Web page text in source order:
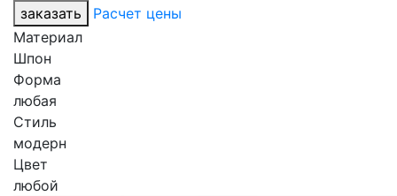
заказать
Расчет цены
Материал
Шпон
Форма
любая
Стиль
модерн
Цвет
любой